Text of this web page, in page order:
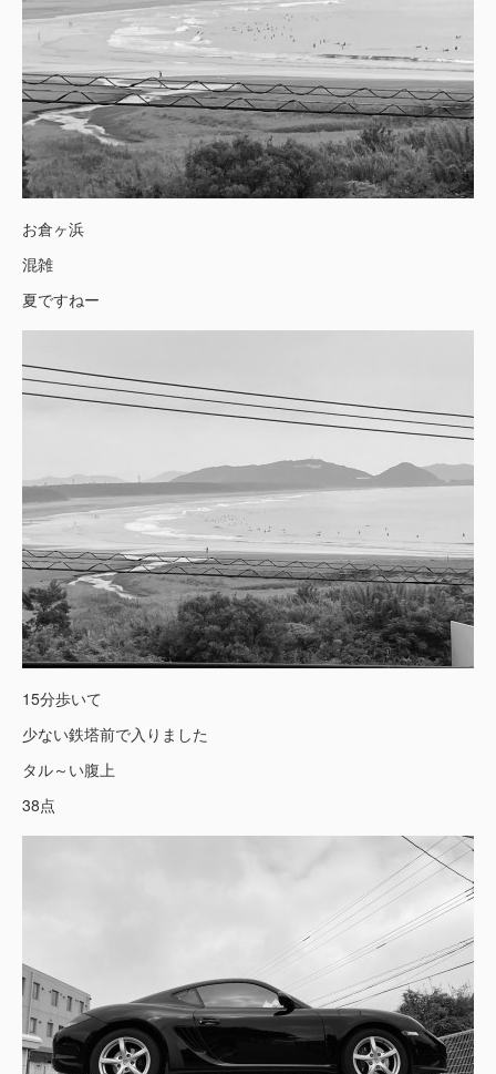
お倉ヶ浜
混雑
夏ですねー
15分歩いて
少ない鉄塔前で入りました
タル～い腹上
38点